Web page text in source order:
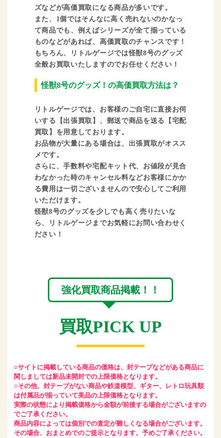
ズなどが高価買取になる商品が多いです。
また、1個ではそんなに高く売れないのかなっ
て商品でも、例えばシリーズが全て揃っている
ものなどがあれば、高価買取のチャンスです！
もちろん、リトルゲージでは怪獣8号のグッズ
全般お買取いたしますのでお任せください！
怪獣8号のグッズ！の高価買取方法は？
リトルゲージでは、お客様のご自宅に直接お伺
いする【出張買取】、郵送で商品を送る【宅配
買取】を用意しております。
お品物が大量にある場合は、出張買取がオスス
メです。
さらに、手数料や宅配キット代、お値段が見合
わなかった時のキャンセル料などお客様にかか
る費用は一切ございませんので安心してご利用
いただけます。
怪獣8号のグッズを少しでも高く売りたいな
ら、リトルゲージまでお気軽にお問い合わせく
ださい！
強化買取商品掲載！！
買取PICK UP
○サイトに掲載している商品の価格は、封テープなどがある商品に
関しましては新品未開封での上限価格となります。
○その他、封テープがない商品や鉄道模型、ギター、レトロ玩具類
は付属品が揃っていて美品の上限価格となります。
実際の状態により掲載価格から金額が前後する場合がございますの
でご了承ください。
商品内容によっては個別での査定が難しくなる場合がございます。
その場合、おまとめでのご提示となります。予めご了承ください。